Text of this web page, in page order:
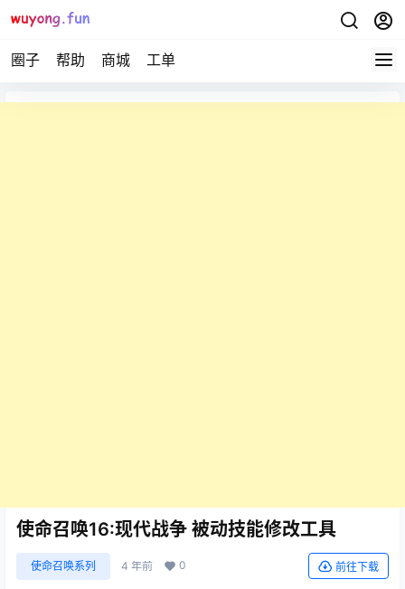
圈子 帮助 商城 工单
使命召唤16:现代战争 被动技能修改工具
使命召唤系列 4 年前 0 前往下载